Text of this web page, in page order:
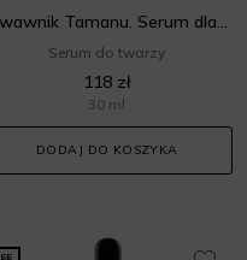
Serum do twarzy
118 zł
30 ml
DODAJ DO KOSZYKA